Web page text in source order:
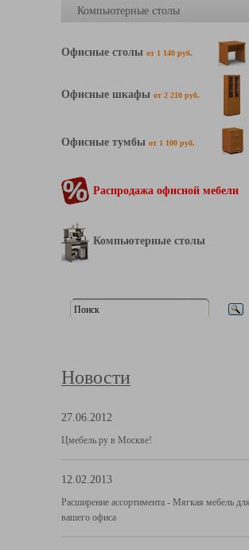
Компьютерные столы
Офисные столы от 1 140 руб.
Офисные шкафы от 2 210 руб.
Офисные тумбы от 1 100 руб.
Распродажа офисной мебели
Компьютерные столы
Новости
27.06.2012
Цмебель.ру в Москве!
12.02.2013
Расширение ассортимента - Мягкая мебель для
вашего офиса